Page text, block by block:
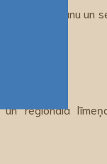
nodošanu un
reģionāla